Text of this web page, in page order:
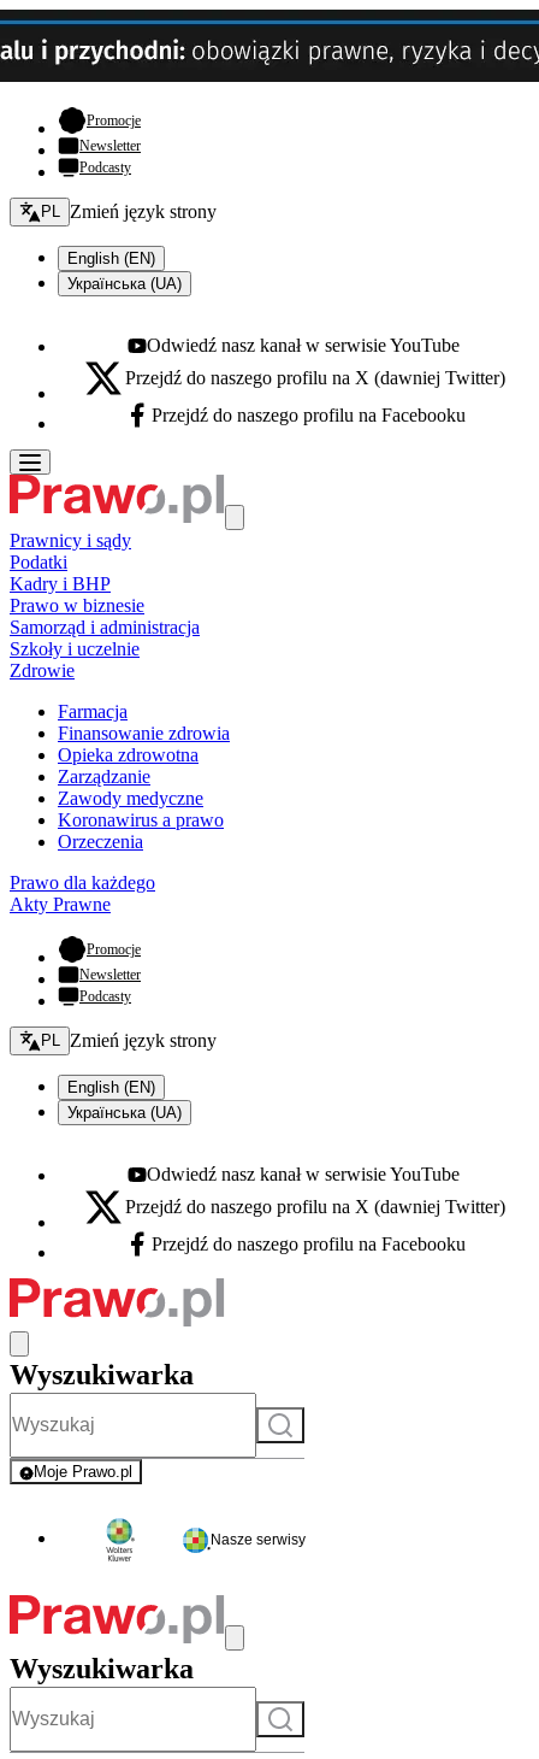
Promocje- otwiera się w nowej karcie
Newsletter
Podcasty
Zmień język - bieżący:
PL Zmień język strony
English (EN)
Українська (UA)
Youtube - otwiera się w nowej karcie
Odwiedź nasz kanał w serwisie YouTube
X - otwiera się w nowej karcie
Przejdź do naszego profilu na X (dawniej Twitter)
Facebook - otwiera się w nowej karcie
Przejdź do naszego profilu na Facebooku
Prawnicy i sądy
Podatki
Kadry i BHP
Prawo w biznesie
Samorząd i administracja
Szkoły i uczelnie
Zdrowie
Farmacja
Finansowanie zdrowia
Opieka zdrowotna
Zarządzanie
Zawody medyczne
Koronawirus a prawo
Orzeczenia
Prawo dla każdego
Akty Prawne
Promocje- otwiera się w nowej karcie
Newsletter
Podcasty
Zmień język - bieżący:
PL Zmień język strony
English (EN)
Українська (UA)
Youtube - otwiera się w nowej karcie
Odwiedź nasz kanał w serwisie YouTube
X - otwiera się w nowej karcie
Przejdź do naszego profilu na X (dawniej Twitter)
Facebook - otwiera się w nowej karcie
Przejdź do naszego profilu na Facebooku
Wyszukiwarka
Szukaj
Moje Prawo.pl
- rejestracja i logowanie do serwisu
Nasze serwisy
Wyszukiwarka
Szukaj